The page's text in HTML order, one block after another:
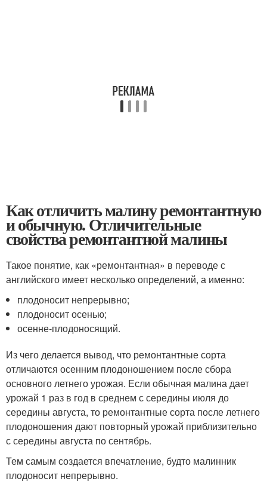
Как отличить малину ремонтантную
и обычную. Отличительные
свойства ремонтантной малины
Такое понятие, как «ремонтантная» в переводе с
английского имеет несколько определений, а именно:
плодоносит непрерывно;
плодоносит осенью;
осенне-плодоносящий.
Из чего делается вывод, что ремонтантные сорта
отличаются осенним плодоношением после сбора
основного летнего урожая. Если обычная малина дает
урожай 1 раз в год в среднем с середины июля до
середины августа, то ремонтантные сорта после летнего
плодоношения дают повторный урожай приблизительно
с середины августа по сентябрь.
Тем самым создается впечатление, будто малинник
плодоносит непрерывно.